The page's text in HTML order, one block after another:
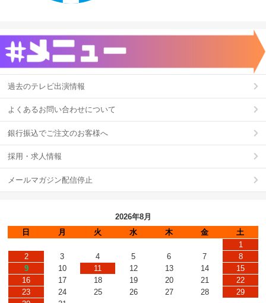
過去のテレビ出演情報
よくあるお問い合わせについて
銀行振込でご注文のお客様へ
採用・求人情報
メールマガジン配信停止
2026年8月
日
月 火 水 木 金
土
1
2
3 4 5 6 7
8
9
10 11 12 13 14
15
16
17 18 19 20 21
22
23
24 25 26 27 28
29